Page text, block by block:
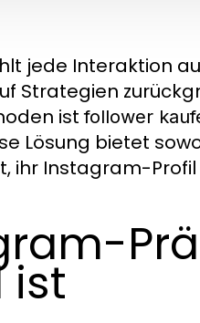
jede Interaktion
Strategien
istfollower
Lösung bietet
ihr Instagram-
ist